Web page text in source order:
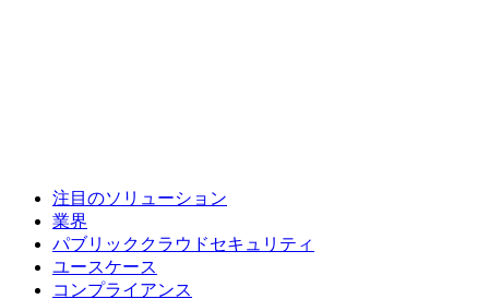
注目のソリューション
業界
パブリッククラウドセキュリティ
ユースケース
コンプライアンス